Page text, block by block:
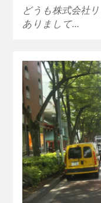
どうも株式会社
ありまして…